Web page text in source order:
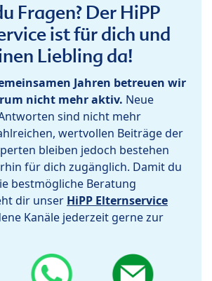
Fragen? Der HiPP
ist für dich und
Liebling da!
Jahren betreuen wir
nicht mehr aktiv. Neue
sind nicht mehr
wertvollen Beiträge der
bleiben jedoch bestehen
für dich zugänglich. Damit du
bestmögliche Beratung
dir unser HiPP Elternservice
Kanäle jederzeit gerne zur